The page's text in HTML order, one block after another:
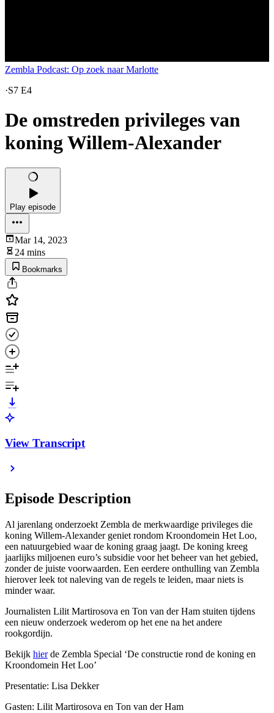
Zembla Podcast: Op zoek naar Marlotte
·S7 E4
De omstreden privileges van
koning Willem-Alexander
Play episode
Mar 14, 2023
24 mins
Bookmarks
View Transcript
Episode Description
Al jarenlang onderzoekt Zembla de merkwaardige privileges die
koning Willem-Alexander geniet rondom Kroondomein Het Loo,
een natuurgebied waar de koning graag jaagt. De koning kreeg
jaarlijks miljoenen euro’s subsidie voor het beheer van het gebied,
zonder de juiste voorwaarden. Een eerdere onthulling van Zembla
hierover leek tot naleving van de regels te leiden, maar niets is
minder waar.
Journalisten Lilit Martirosova en Ton van der Ham stuiten tijdens
een nieuw onderzoek wederom op het ene na het andere
rookgordijn.
Bekijk hierde Zembla Special ‘De constructie rond de koning en
Kroondomein Het Loo’
Presentatie: Lisa Dekker
Gasten: Lilit Martirosova en Ton van der Ham